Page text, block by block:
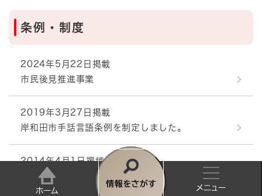
情
条例・制度
2024年5月22日掲載
市民後見推進事業
2019年3月27日掲載
岸和田市手話言語条例を制定しました。
2014年4月1日掲載
障害者総合支援法の一部が改正されます。